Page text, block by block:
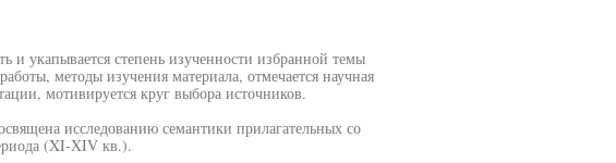
укапывается степень изученности избранной темы
методы изучения материала, отмечается научная
мотивируется круг выбора источников.
исследованию семантики прилагательных со
(XI-XIV кв.).